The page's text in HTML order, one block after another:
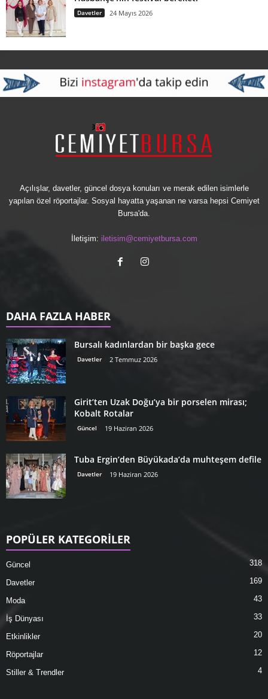
Davetler 24 Mayıs 2026
Açılışlar, davetler, güncel dosya konuları ve merak edilen isimlerle
yapılan özel röportajlar. Sosyal hayatta yaşanan ne varsa hepsi Cemiyet
Bursa'da.
İletişim: iletisim@cemiyetbursa.com
DAHA FAZLA HABER
Bursalı kadınlardan bir başka gece
Davetler 2 Temmuz 2026
Girit’ten Uzak Doğu’ya bir porselen mirası;
Kobalt Rotalar
Güncel 19 Haziran 2026
Tuba Ergin’den Büyükada’da muhteşem defile
Davetler 19 Haziran 2026
POPÜLER KATEGORİLER
Güncel 318
Davetler 169
Moda 43
İş Dünyası 33
Etkinlikler 20
Röportajlar 12
Stiller & Trendler 4